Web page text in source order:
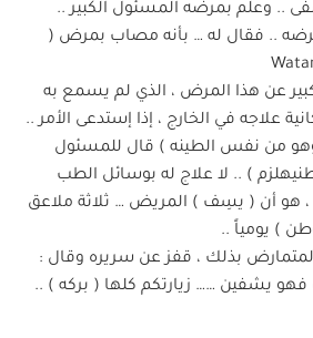
.. وعلم بمرضه المسئول الكبير ..
.. فقال له … بأنه مصاب بمرض (
عن هذا المرض ، الذي لم يسمع به
علاجه في الخارج ، إذا إستدعى الأمر ..
وهو من نفس الطينه ) قال للمسئول
) .. لا علاج له بوسائل الطب
، هو أن ( يسِف ) المريض … ثلاثة ملاعق
) يومياً ..
بذلك ، قفز عن سريره وقال :
فهو يشفين …… زيارتكم كلها ( بركه ) ..